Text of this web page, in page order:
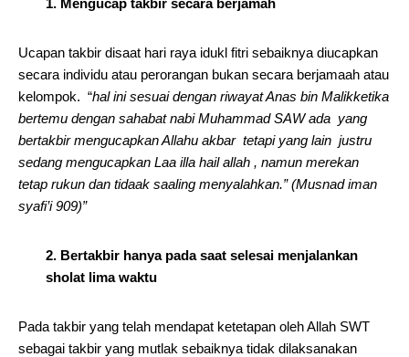
1. Mengucap takbir secara berjamah
Ucapan takbir disaat hari raya idukl fitri sebaiknya diucapkan
secara individu atau perorangan bukan secara berjamaah atau
kelompok. “hal ini sesuai dengan riwayat Anas bin Malikketika
bertemu dengan sahabat nabi Muhammad SAW ada yang
bertakbir mengucapkan Allahu akbar tetapi yang lain justru
sedang mengucapkan Laa illa hail allah , namun merekan
tetap rukun dan tidaak saaling menyalahkan.” (Musnad iman
syafi’i 909)”
2. Bertakbir hanya pada saat selesai menjalankan
sholat lima waktu
Pada takbir yang telah mendapat ketetapan oleh Allah SWT
sebagai takbir yang mutlak sebaiknya tidak dilaksanakan